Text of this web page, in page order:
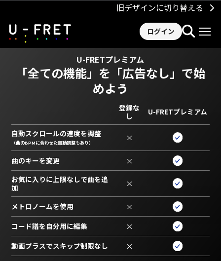
旧デザインに切り替える
ログイン
U-FRETプレミアム
「全ての機能」を 「広告なし」で始
めよう
登録な
し
U-FRETプレミアム
自動スクロールの速度を調整
（曲のBPMに合わせた自動調整もあり） ×
曲のキーを変更 ×
お気に入りに上限なしで曲を追
加
×
メトロノームを使用 ×
コード譜を自分用に編集 ×
動画プラスでスキップ制限なし ×